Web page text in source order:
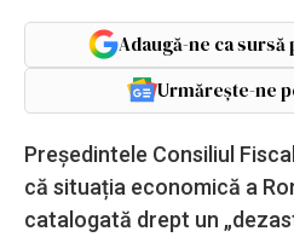
Adaugă-ne ca
Urmărește-ne
Președintele Consiliul
că situația economică a
catalogată drept un